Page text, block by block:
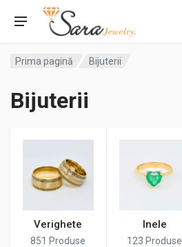
Prima pagină Bijuterii
Bijuterii
Verighete
851 Produse
Inele
123 Produse